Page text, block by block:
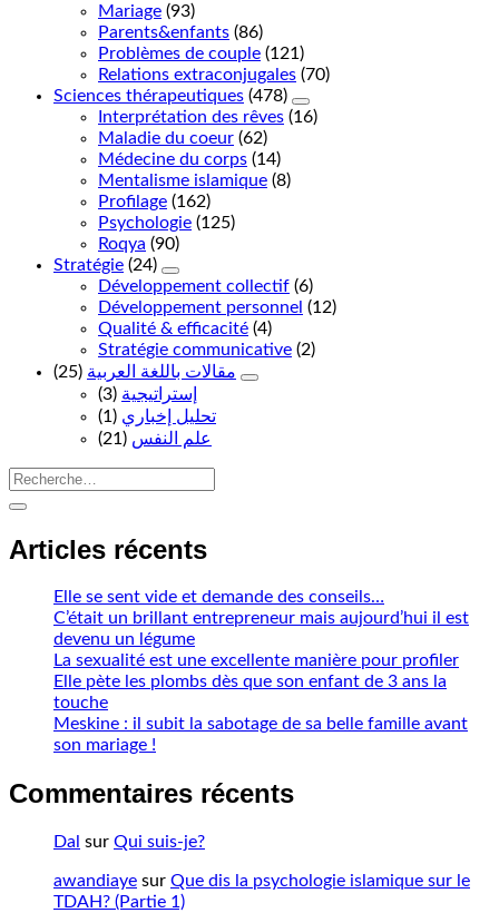
Mariage (93)
Parents&enfants (86)
Problèmes de couple (121)
Relations extraconjugales (70)
Sciences thérapeutiques (478)
Interprétation des rêves (16)
Maladie du coeur (62)
Médecine du corps (14)
Mentalisme islamique (8)
Profilage (162)
Psychologie (125)
Roqya (90)
Stratégie (24)
Développement collectif (6)
Développement personnel (12)
Qualité & efficacité (4)
Stratégie communicative (2)
مقالات باللغة العربية
إستراتيجية (3)
تحليل إخباري (1)
علم النفس (21)
Articles récents
Elle se sent vide et demande des conseils…
C’était un brillant entrepreneur mais aujourd’hui il est
devenu un légume
La sexualité est une excellente manière pour profiler
Elle pète les plombs dès que son enfant de 3 ans la
touche
Meskine : il subit la sabotage de sa belle famille avant
son mariage !
Commentaires récents
Dal sur Qui suis-je?
awandiaye sur Que dis la psychologie islamique sur le
TDAH? (Partie 1)